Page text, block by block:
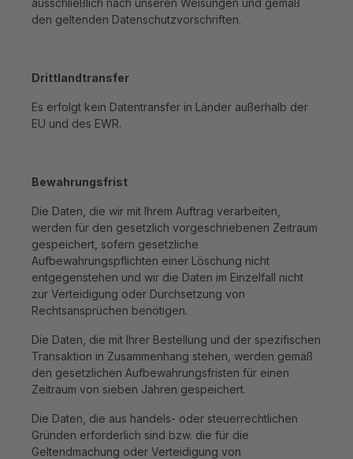
ausschließlich nach unseren Weisungen und gemäß
den geltenden Datenschutzvorschriften.
Drittlandtransfer
Es erfolgt kein Datentransfer in Länder außerhalb der
EU und des EWR.
Bewahrungsfrist
Die Daten, die wir mit Ihrem Auftrag verarbeiten,
werden für den gesetzlich vorgeschriebenen Zeitraum
gespeichert, sofern gesetzliche
Aufbewahrungspflichten einer Löschung nicht
entgegenstehen und wir die Daten im Einzelfall nicht
zur Verteidigung oder Durchsetzung von
Rechtsansprüchen benötigen.
Die Daten, die mit Ihrer Bestellung und der spezifischen
Transaktion in Zusammenhang stehen, werden gemäß
den gesetzlichen Aufbewahrungsfristen für einen
Zeitraum von sieben Jahren gespeichert.
Die Daten, die aus handels- oder steuerrechtlichen
Gründen erforderlich sind bzw. die für die
Geltendmachung oder Verteidigung von